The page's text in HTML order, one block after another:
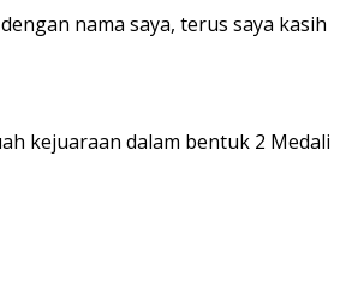
nama saya, terus saya kasih
kejuaraan dalam bentuk 2 Medali